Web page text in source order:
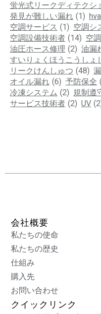
蛍光式リークディテクシ
発見が難しい漏れ (1)
空調サービス (1) 空調シ
空調設備技術者 (14) 空
油圧ホース修理 (2) 油漏
すいりょくほうこうしょ
リークけんしゅつ (48)
オイル漏れ (6) 予防保全
冷凍システム (2) 規制遵
サービス技術者 (2) UV
会社概要
私たちの使命
私たちの歴史
仕組み
購入先
お問い合わせ
クイックリンク